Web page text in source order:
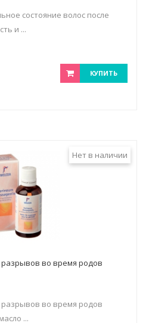
состояние волос после
и ...
КУПИТЬ
Нет в наличии
во время родов
во время родов
...